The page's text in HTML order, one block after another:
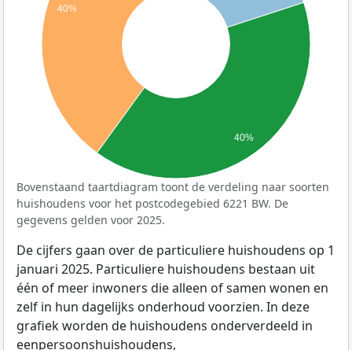
40%
40%
Bovenstaand taartdiagram toont de verdeling naar soorten
huishoudens voor het postcodegebied 6221 BW. De
gegevens gelden voor 2025.
De cijfers gaan over de particuliere huishoudens op 1
januari 2025. Particuliere huishoudens bestaan uit
één of meer inwoners die alleen of samen wonen en
zelf in hun dagelijks onderhoud voorzien. In deze
grafiek worden de huishoudens onderverdeeld in
eenpersoonshuishoudens,